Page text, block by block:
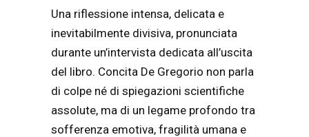
Una riflessione intensa, delicata e
inevitabilmente divisiva, pronunciata
durante un’intervista dedicata all’uscita
del libro. Concita De Gregorio non parla
di colpe né di spiegazioni scientifiche
assolute, ma di un legame profondo tra
sofferenza emotiva, fragilità umana e